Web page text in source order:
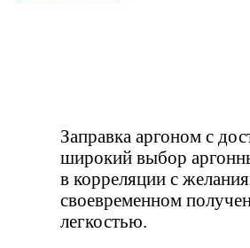
Заправка аргоном с
широкий выбор
в корреляции с
своевременном
легкостью.